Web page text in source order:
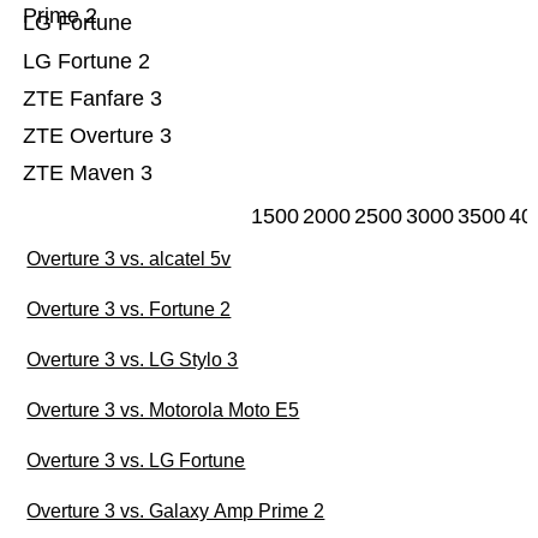
ZTE Maven 3
ZTE Overture 3
ZTE Fanfare 3
LG Fortune 2
LG Fortune
Prime 2
15002000250030003500
Overture 3 vs. alcatel 5v
Overture 3 vs. Fortune 2
Overture 3 vs. LG Stylo 3
Overture 3 vs. Motorola Moto E5
Overture 3 vs. LG Fortune
Overture 3 vs. Galaxy Amp Prime 2